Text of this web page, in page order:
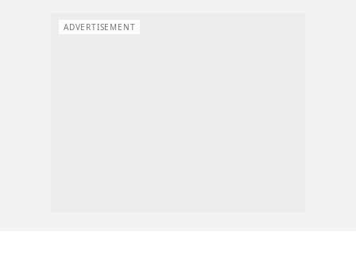
ADVERTISEMENT